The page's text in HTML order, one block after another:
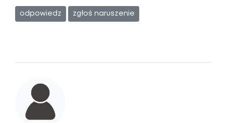
odpowiedz zgłoś naruszenie